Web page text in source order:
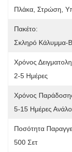
Πλάκα, Στρώση,
Πακέτο:
Σκληρό Κάλυμμα-
Χρόνος
2-5 Ημέρες
Χρόνος
5-15 Ημέρες
Ποσότητα
500 Σετ